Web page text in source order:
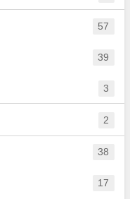
57
39
3
2
38
17